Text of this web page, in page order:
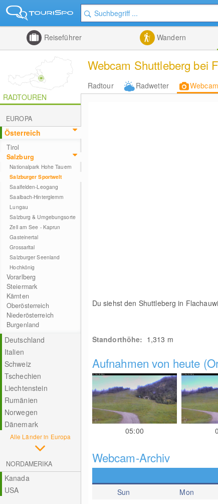
Reiseführer Wandern
Webcam Shuttleberg bei
Radtour Radwetter
RADTOUREN
EUROPA
Österreich
Tirol
Salzburg
Nationalpark Hohe Tauern
Salzburger Sportwelt
Saalfelden-Leogang
Saalbach-Hinterglemm
Lungau
Salzburg & Umgebungsorte
Zell am See - Kaprun
Gasteinertal
Grossarltal
Salzburger Seenland
Hochkönig
Vorarlberg
Steiermark
Kärnten
Oberösterreich
Niederösterreich
Burgenland
Deutschland
Italien
Schweiz
Tschechien
Liechtenstein
Rumänien
Norwegen
Dänemark
Alle Länder in Europa
NORDAMERIKA
Kanada
USA
Du siehst den Shuttleberg in
Standorthöhe: 1,313 m
Aufnahmen von heute
05:00
Webcam-Archiv
Sun
Mon